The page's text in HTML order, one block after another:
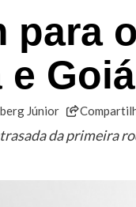
para
e
Júnior
da primeira